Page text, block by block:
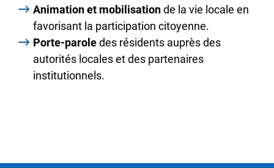
Animation et mobilisationde la vie locale en
favorisant la participation citoyenne.
Porte-paroledes résidents auprès des
autorités locales et des partenaires
institutionnels.